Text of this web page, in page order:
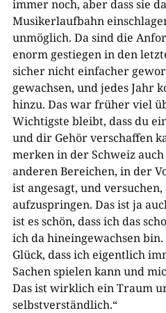
immer noch, aber dass sie
Musikerlaufbahn
unmöglich. Da sind die
enorm gestiegen in den
sicher nicht einfacher
gewachsen, und jedes Jahr
hinzu. Das war früher viel
Wichtigste bleibt, dass du
und dir Gehör verschaffen
merken in der Schweiz
anderen Bereichen, in der
ist angesagt, und
aufzuspringen. Das ist ja
ist es schön, dass ich das
ich da hineingewachsen
Glück, dass ich eigentlich
Sachen spielen kann und
Das ist wirklich ein Traum
selbstverständlich.“